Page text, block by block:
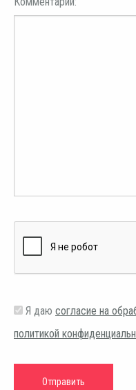
Я даю согласие на
политикой